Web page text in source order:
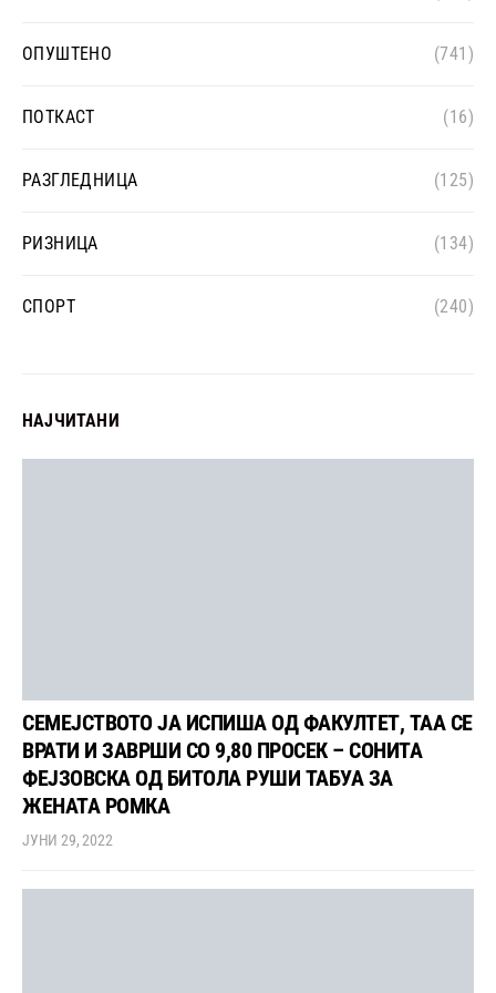
ОПУШТЕНО (741)
ПОТКАСТ (16)
РАЗГЛЕДНИЦА (125)
РИЗНИЦА (134)
СПОРТ (240)
НАЈЧИТАНИ
СЕМЕЈСТВОТО ЈА ИСПИША ОД ФАКУЛТЕТ, ТАА СЕ
ВРАТИ И ЗАВРШИ СО 9,80 ПРОСЕК – СОНИТА
ФЕЈЗОВСКА ОД БИТОЛА РУШИ ТАБУА ЗА
ЖЕНАТА РОМКА
ЈУНИ 29, 2022